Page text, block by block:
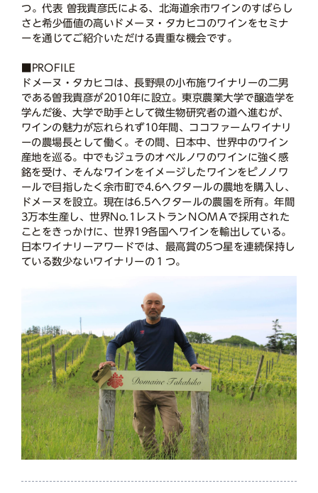
つ。代表 曽我貴彦氏による、北海道余市ワインのすばらし
さと希少価値の高いドメーヌ・タカヒコのワインをセミナ
ーを通じてご紹介いただける貴重な機会です。
■PROFILE
ドメーヌ・タカヒコは、長野県の小布施ワイナリーの二男
である曽我貴彦が2010年に設立。東京農業大学で醸造学を
学んだ後、大学で助手として微生物研究者の道へ進むが、
ワインの魅力が忘れられず10年間、ココファームワイナリ
ーの農場長として働く。その間、日本中、世界中のワイン
産地を巡る。中でもジュラのオベルノワのワインに強く感
銘を受け、そんなワインをイメージしたワインをピノノワ
ールで目指したく余市町で4.6ヘクタールの農地を購入し、
ドメーヌを設立。現在は6.5ヘクタールの農園を所有。年間
3万本生産し、世界No.1レストランＮＯＭＡで採用された
ことをきっかけに、世界19各国へワインを輸出している。
日本ワイナリーアワードでは、最高賞の5つ星を連続保持し
ている数少ないワイナリーの１つ。